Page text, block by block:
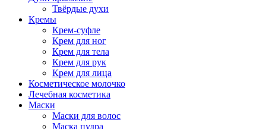
Твёрдые духи
Кремы
Крем-суфле
Крем для ног
Крем для тела
Крем для рук
Крем для лица
Косметическое молочко
Лечебная косметика
Маски
Маски для волос
Маска пудра